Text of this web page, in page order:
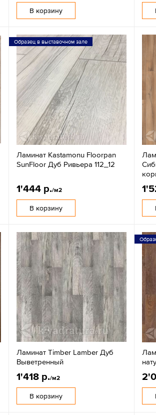
В корзину
Образец в выставочном зале
Ламинат Kastamonu Floorpan
SunFloor Дуб Ривьера 112_12
1'444 р./м2
В корзину
Ламинат Timber Lamber Дуб
Выветренный
1'418 р./м2
В корзину